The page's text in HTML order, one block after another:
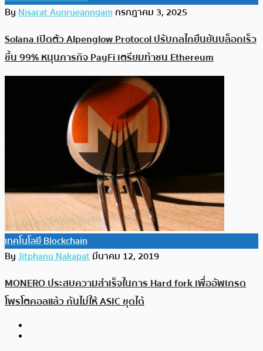
ByNisarat Aunrueanngamกรกฎาคม 3, 2025
Solana เปิดตัว Alpenglow Protocol ปรับกลไกยืนยันบล็อกเร็ว
ขึ้น 99% หนุนภารกิจ PayFi เตรียมท้าชน Ethereum
เทคโนโลยี Blockchain
ByJitphanu Nakapatมีนาคม 12, 2019
MONERO ประสบความสำเร็จในการ Hard fork เพื่ออัพเกรด
โพรโตคอลแล้ว กันไม่ให้ ASIC ขุดได้